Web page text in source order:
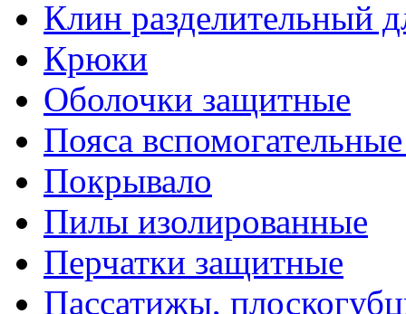
Клин разделительный
Крюки
Оболочки защитные
Пояса
Покрывало
Пилы изолированные
Перчатки защитные
Пассатижы,